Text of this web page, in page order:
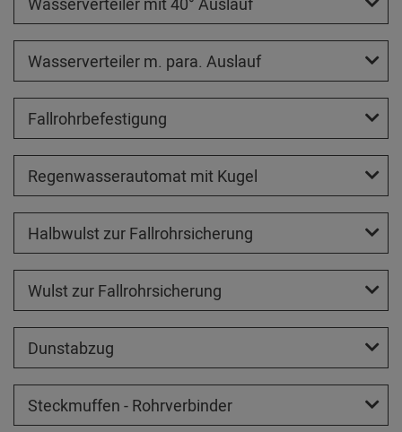
Wasserverteiler m. para. Auslauf
Fallrohrbefestigung
Regenwasserautomat mit Kugel
Halbwulst zur Fallrohrsicherung
Wulst zur Fallrohrsicherung
Dunstabzug
Steckmuffen - Rohrverbinder